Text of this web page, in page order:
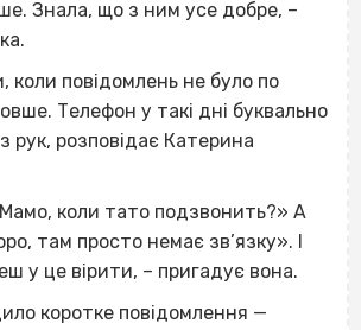
Знала, що з ним усе добре, –
коли повідомлень не було по
Телефон у такі дні буквально
рук, розповідає Катерина
коли тато подзвонить?» А
там просто немає зв’язку». І
у це вірити, – пригадує вона.
коротке повідомлення —